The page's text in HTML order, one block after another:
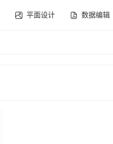
平面设计 数据编辑